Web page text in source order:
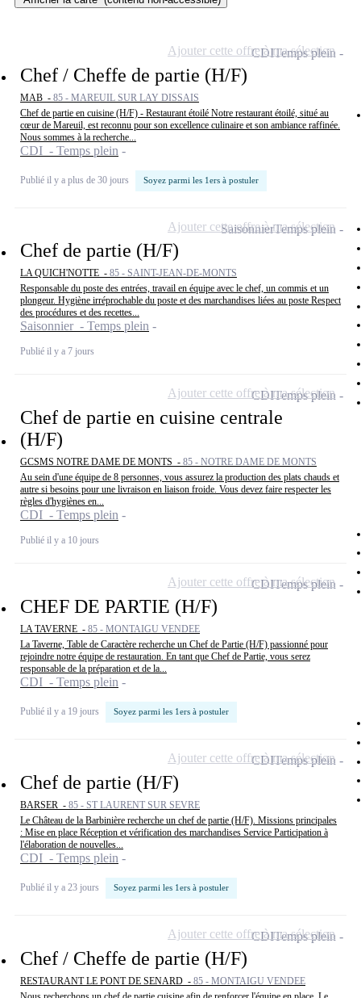
Chef / Cheffe de partie (H/F)
MAB - 85 - MAREUIL SUR LAY DISSAIS
Chef de partie en cuisine (H/F) - Restaurant étoilé Notre restaurant étoilé, situé au
cœur de Mareuil, est reconnu pour son excellence culinaire et son ambiance raffinée.
Nous sommes à la recherche...
CDI - Temps plein
Publié il y a plus de 30 jours Soyez parmi les 1ers à postuler
CDITemps plein
Ajouter cette offre à ma sélection
Chef de partie (H/F)
LA QUICH'NOTTE - 85 - SAINT-JEAN-DE-MONTS
Responsable du poste des entrées, travail en équipe avec le chef, un commis et un
plongeur. Hygiène irréprochable du poste et des marchandises liées au poste Respect
des procédures et des recettes...
Saisonnier - Temps plein
Publié il y a 7 jours
SaisonnierTemps plein
Ajouter cette offre à ma sélection
Chef de partie en cuisine centrale
(H/F)
GCSMS NOTRE DAME DE MONTS - 85 - NOTRE DAME DE MONTS
Au sein d'une équipe de 8 personnes, vous assurez la production des plats chauds et
autre si besoins pour une livraison en liaison froide. Vous devez faire respecter les
règles d'hygiènes en...
CDI - Temps plein
Publié il y a 10 jours
CDITemps plein
Ajouter cette offre à ma sélection
CHEF DE PARTIE (H/F)
LA TAVERNE - 85 - MONTAIGU VENDEE
La Taverne, Table de Caractère recherche un Chef de Partie (H/F) passionné pour
rejoindre notre équipe de restauration. En tant que Chef de Partie, vous serez
responsable de la préparation et de la...
CDI - Temps plein
Publié il y a 19 jours Soyez parmi les 1ers à postuler
CDITemps plein
Ajouter cette offre à ma sélection
Chef de partie (H/F)
BARSER - 85 - ST LAURENT SUR SEVRE
Le Château de la Barbinière recherche un chef de partie (H/F). Missions principales
: Mise en place Réception et vérification des marchandises Service Participation à
l'élaboration de nouvelles...
CDI - Temps plein
Publié il y a 23 jours Soyez parmi les 1ers à postuler
CDITemps plein
Ajouter cette offre à ma sélection
Chef / Cheffe de partie (H/F)
RESTAURANT LE PONT DE SENARD - 85 - MONTAIGU VENDEE
CDITemps plein
Ajouter cette offre à ma sélection